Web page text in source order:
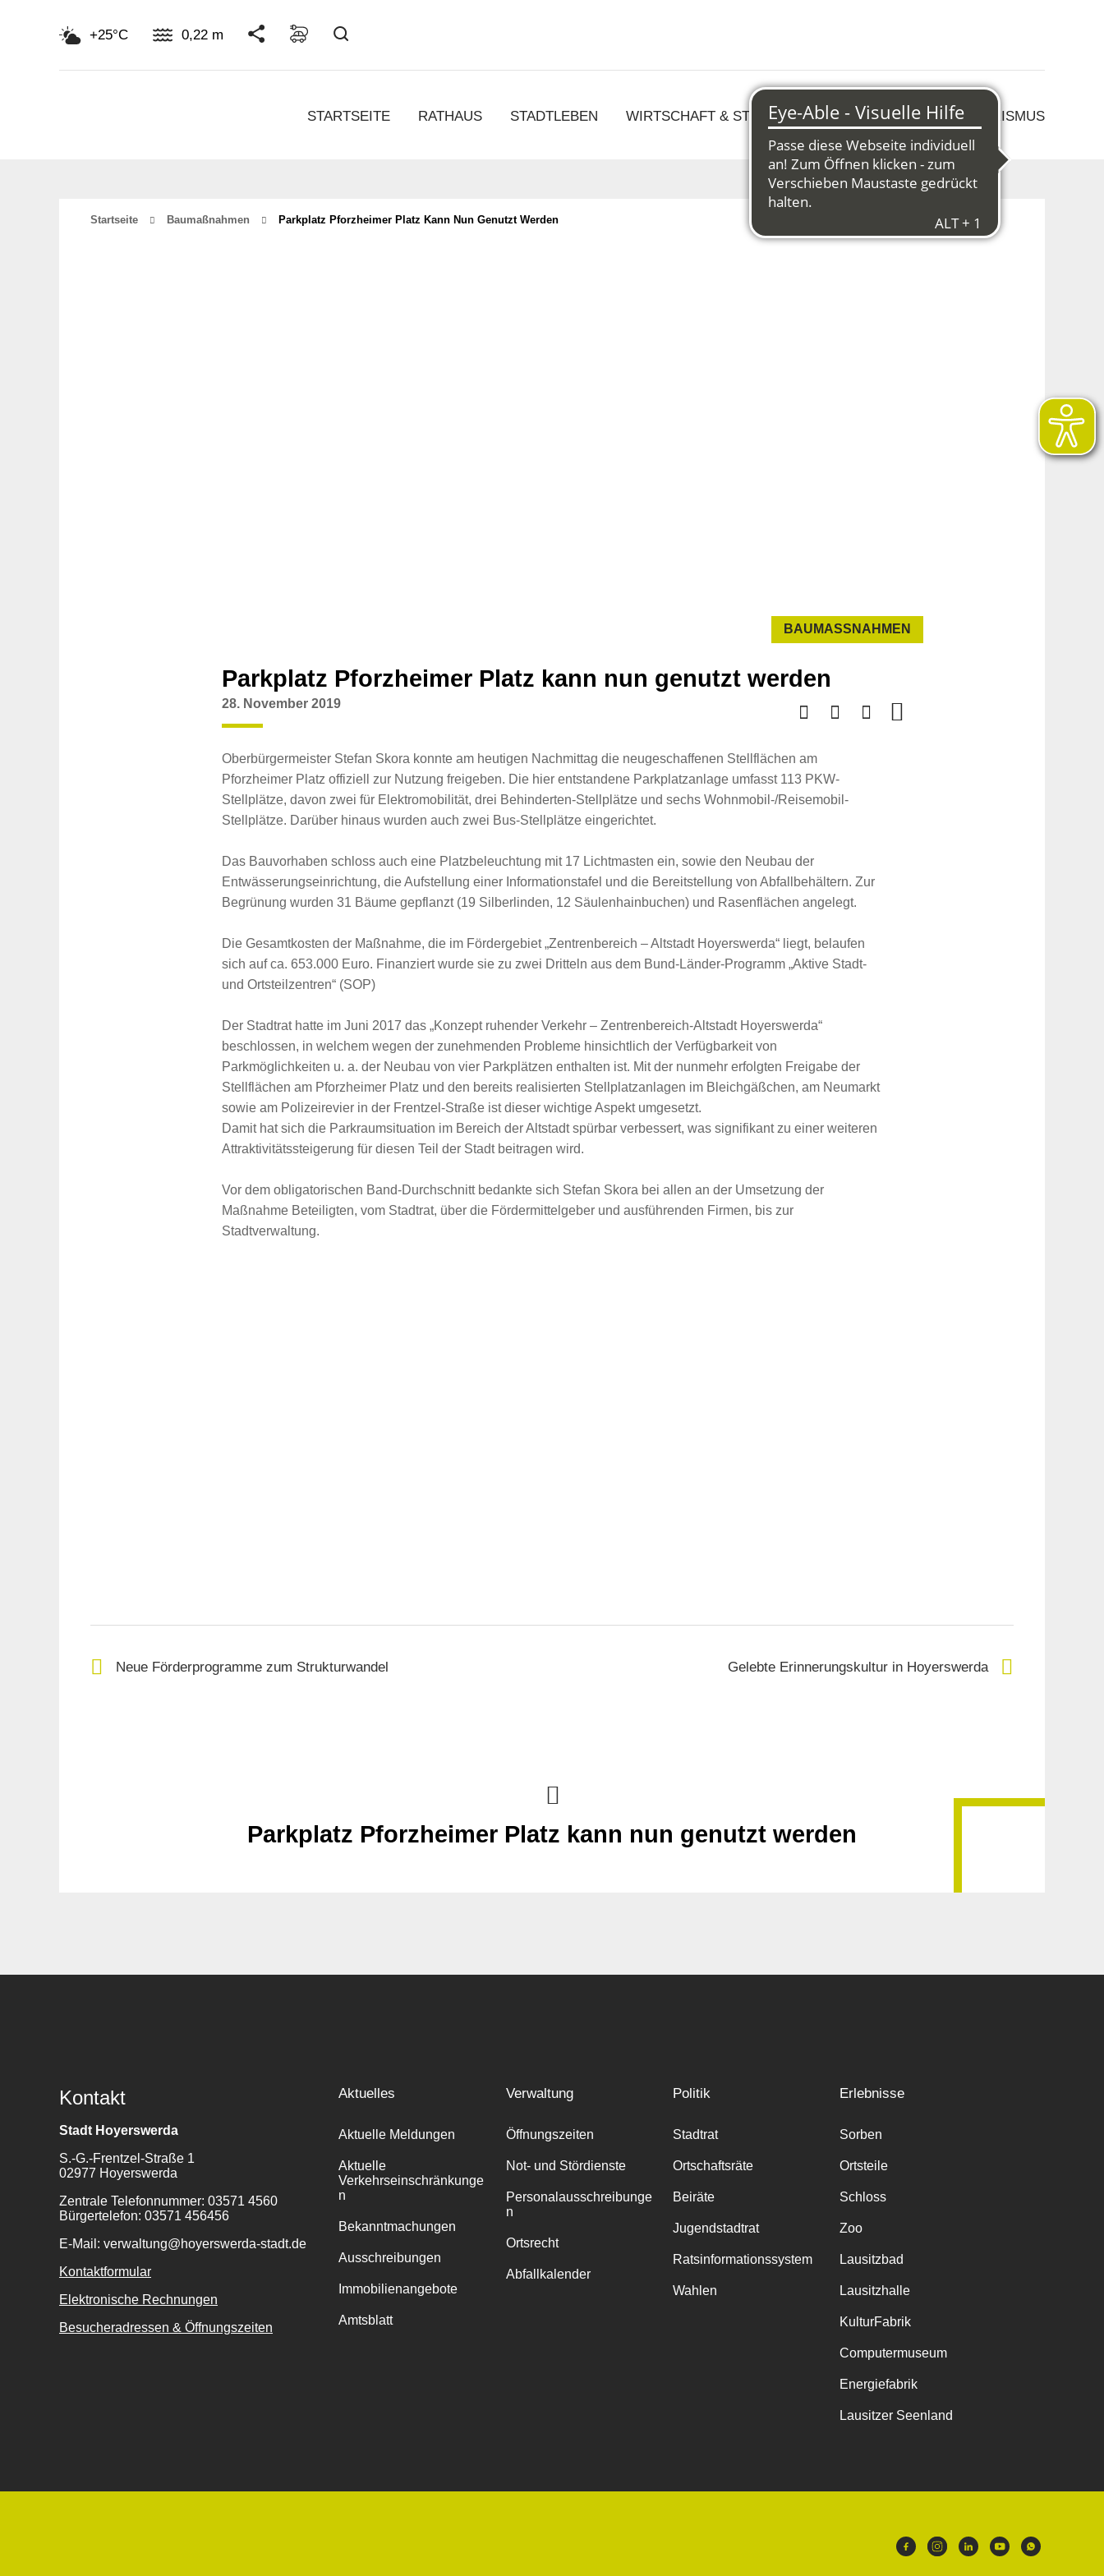
+25°C 0,22 m
STARTSEITE RATHAUS STADTLEBEN WIRTSCHAFT & STRUKTURWANDEL KULTUR & TOURISMUS
Startseite Baumaßnahmen Parkplatz Pforzheimer Platz Kann Nun Genutzt Werden
BAUMASSNAHMEN
Parkplatz Pforzheimer Platz kann nun genutzt werden
28. November 2019
Oberbürgermeister Stefan Skora konnte am heutigen Nachmittag die neugeschaffenen Stellflächen am
Pforzheimer Platz offiziell zur Nutzung freigeben. Die hier entstandene Parkplatzanlage umfasst 113 PKW-
Stellplätze, davon zwei für Elektromobilität, drei Behinderten-Stellplätze und sechs Wohnmobil-/Reisemobil-
Stellplätze. Darüber hinaus wurden auch zwei Bus-Stellplätze eingerichtet.
Das Bauvorhaben schloss auch eine Platzbeleuchtung mit 17 Lichtmasten ein, sowie den Neubau der
Entwässerungseinrichtung, die Aufstellung einer Informationstafel und die Bereitstellung von Abfallbehältern. Zur
Begrünung wurden 31 Bäume gepflanzt (19 Silberlinden, 12 Säulenhainbuchen) und Rasenflächen angelegt.
Die Gesamtkosten der Maßnahme, die im Fördergebiet „Zentrenbereich – Altstadt Hoyerswerda“ liegt, belaufen
sich auf ca. 653.000 Euro. Finanziert wurde sie zu zwei Dritteln aus dem Bund-Länder-Programm „Aktive Stadt-
und Ortsteilzentren“ (SOP)
Der Stadtrat hatte im Juni 2017 das „Konzept ruhender Verkehr – Zentrenbereich-Altstadt Hoyerswerda“
beschlossen, in welchem wegen der zunehmenden Probleme hinsichtlich der Verfügbarkeit von
Parkmöglichkeiten u. a. der Neubau von vier Parkplätzen enthalten ist. Mit der nunmehr erfolgten Freigabe der
Stellflächen am Pforzheimer Platz und den bereits realisierten Stellplatzanlagen im Bleichgäßchen, am Neumarkt
sowie am Polizeirevier in der Frentzel-Straße ist dieser wichtige Aspekt umgesetzt.
Damit hat sich die Parkraumsituation im Bereich der Altstadt spürbar verbessert, was signifikant zu einer weiteren
Attraktivitätssteigerung für diesen Teil der Stadt beitragen wird.
Vor dem obligatorischen Band-Durchschnitt bedankte sich Stefan Skora bei allen an der Umsetzung der
Maßnahme Beteiligten, vom Stadtrat, über die Fördermittelgeber und ausführenden Firmen, bis zur
Stadtverwaltung.
Neue Förderprogramme zum Strukturwandel Gelebte Erinnerungskultur in Hoyerswerda
Parkplatz Pforzheimer Platz kann nun genutzt werden
Kontakt
Stadt Hoyerswerda
S.-G.-Frentzel-Straße 1
02977 Hoyerswerda
Zentrale Telefonnummer: 03571 4560
Bürgertelefon: 03571 456456
E-Mail: verwaltung@hoyerswerda-stadt.de
Kontaktformular
Elektronische Rechnungen
Besucheradressen & Öffnungszeiten
Aktuelles
Aktuelle Meldungen
Aktuelle
Verkehrseinschränkunge
n
Bekanntmachungen
Ausschreibungen
Immobilienangebote
Amtsblatt
Verwaltung
Öffnungszeiten
Not- und Stördienste
Personalausschreibunge
n
Ortsrecht
Abfallkalender
Politik
Stadtrat
Ortschaftsräte
Beiräte
Jugendstadtrat
Ratsinformationssystem
Wahlen
Erlebnisse
Sorben
Ortsteile
Schloss
Zoo
Lausitzbad
Lausitzhalle
KulturFabrik
Computermuseum
Energiefabrik
Lausitzer Seenland